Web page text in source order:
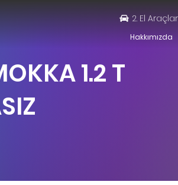
2. El Araçlar
Hakkımızda
1.2 T